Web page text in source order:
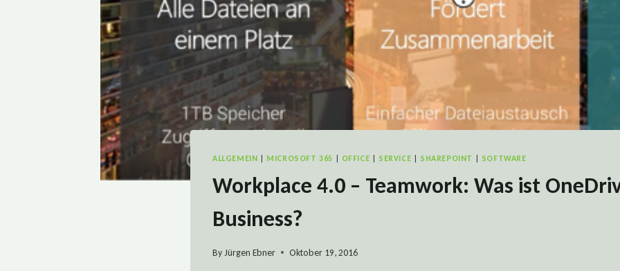
ALLGEMEIN MICROSOFT 365 OFFICE SERVICE SHAREPOINT SOFTWARE
Workplace 4.0 – Teamwork: Was ist
Business?
ByJürgen Ebner Oktober 19, 2016